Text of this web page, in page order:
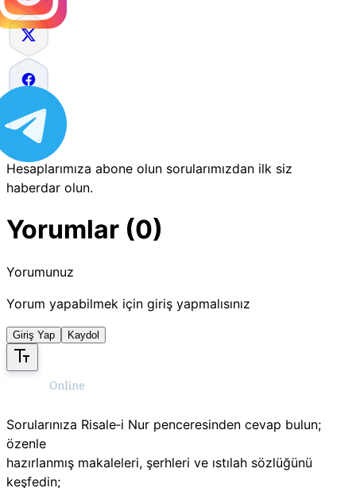
Hesaplarımıza abone olun sorularımızdan ilk siz
haberdar olun.
Yorumlar (0)
Yorumunuz
Yorum yapabilmek için giriş yapmalısınız
Giriş Yap Kaydol
Sorularınıza Risale‑i Nur penceresinden cevap bulun;
özenle
hazırlanmış makaleleri, şerhleri ve ıstılah sözlüğünü
keşfedin;